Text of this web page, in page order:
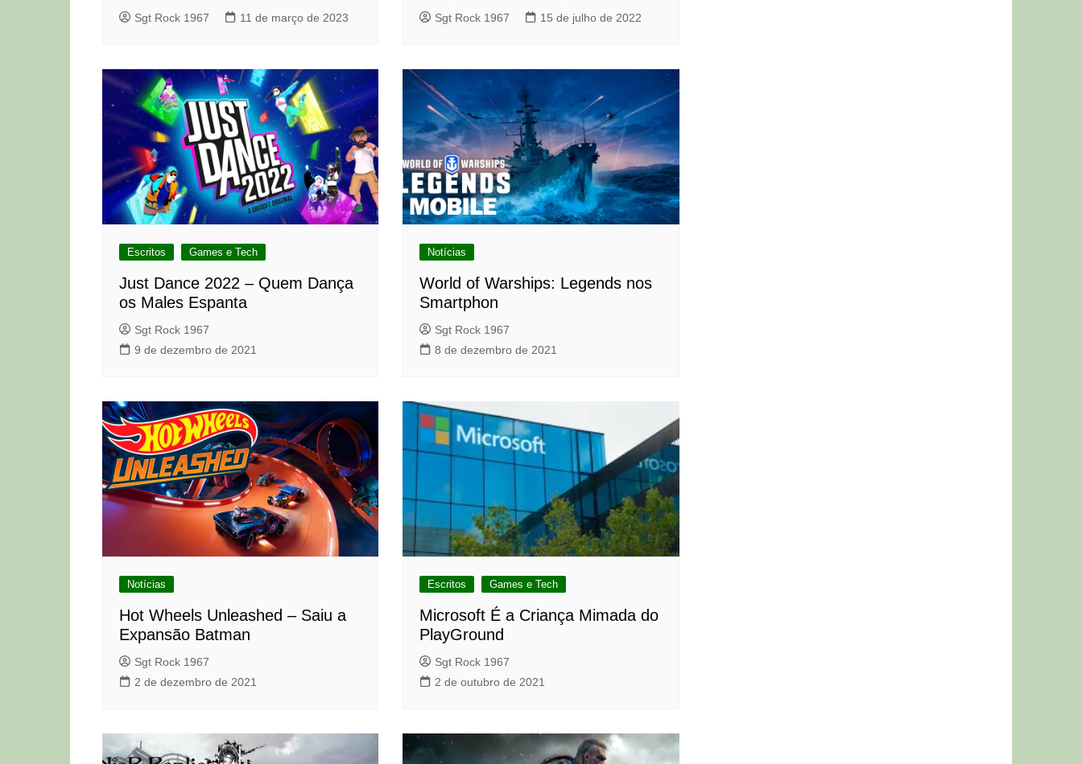
Sgt Rock 1967 11 de março de 2023 Sgt Rock 1967 15 de julho de 2022
Escritos Games e Tech
Just Dance 2022 – Quem Dança
os Males Espanta
Sgt Rock 1967
9 de dezembro de 2021
Notícias
World of Warships: Legends nos
Smartphon
Sgt Rock 1967
8 de dezembro de 2021
Notícias
Hot Wheels Unleashed – Saiu a
Expansão Batman
Sgt Rock 1967
2 de dezembro de 2021
Escritos Games e Tech
Microsoft É a Criança Mimada do
PlayGround
Sgt Rock 1967
2 de outubro de 2021